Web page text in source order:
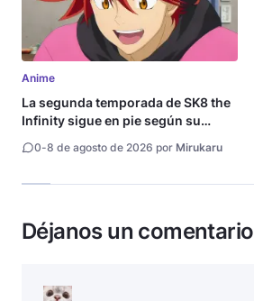
Anime
La segunda temporada de SK8 the
Infinity sigue en pie según su
0-8 de agosto de 2026 por Mirukaru
Déjanos un comentario